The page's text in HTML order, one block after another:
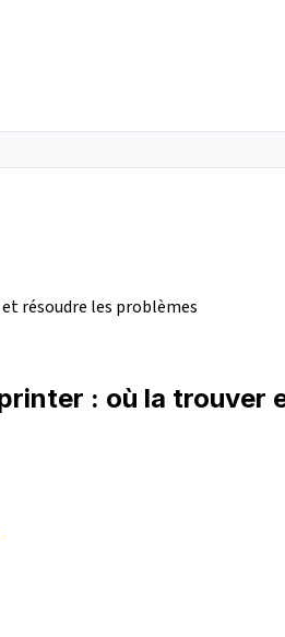
résoudre les problèmes
: où la trouver